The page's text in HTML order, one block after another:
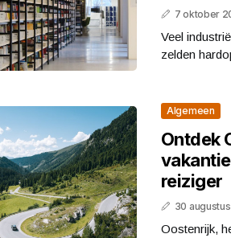
7 oktober
Veel
zelden
Algemeen
Ontdek
reiziger
30
Oostenrijk,